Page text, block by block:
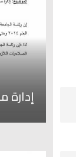
إدارة